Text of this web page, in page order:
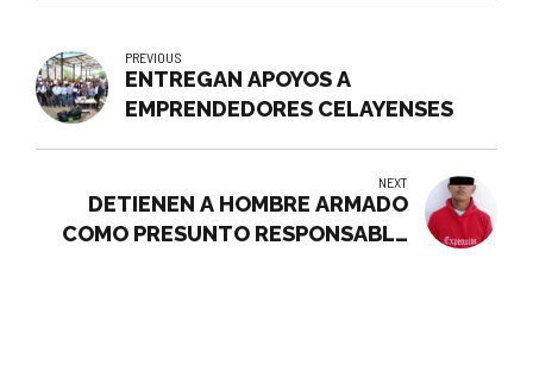
PREVIOUS
ENTREGAN APOYOS A
EMPRENDEDORES CELAYENSES
NEXT
DETIENEN A HOMBRE ARMADO
COMO PRESUNTO RESPONSABLE